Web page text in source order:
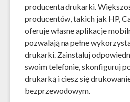
producenta drukarki.
producentów, takich jak HP,
oferuje własne aplikacje
pozwalają na pełne
drukarki. Zainstaluj
swoim telefonie, skonfiguruj
drukarką i ciesz się
bezprzewodowym.